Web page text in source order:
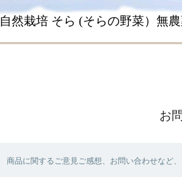
自然栽培 そら (そらの野菜）無
お
商品に関するご意見ご感想、お問い合わせなど